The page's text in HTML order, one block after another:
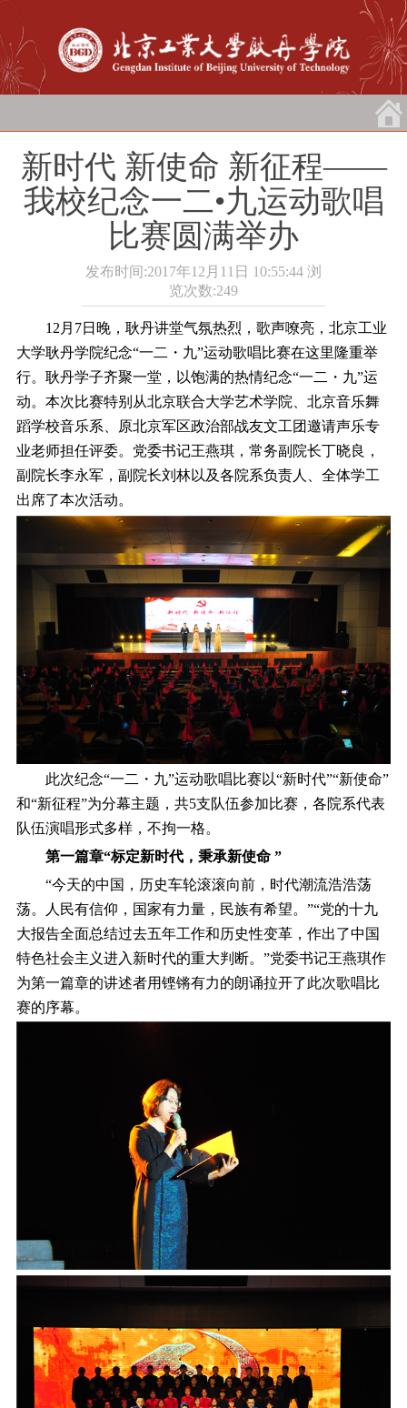
新时代 新使命 新征程――
我校纪念一二•九运动歌唱
比赛圆满举办
发布时间:2017年12月11日 10:55:44 浏
览次数:249
12月7日晚，耿丹讲堂气氛热烈，歌声嘹亮，北京工业
大学耿丹学院纪念“一二・九”运动歌唱比赛在这里隆重举
行。耿丹学子齐聚一堂，以饱满的热情纪念“一二・九”运
动。本次比赛特别从北京联合大学艺术学院、北京音乐舞
蹈学校音乐系、原北京军区政治部战友文工团邀请声乐专
业老师担任评委。党委书记王燕琪，常务副院长丁晓良，
副院长李永军，副院长刘林以及各院系负责人、全体学工
出席了本次活动。
此次纪念“一二・九”运动歌唱比赛以“新时代”“新使命”
和“新征程”为分幕主题，共5支队伍参加比赛，各院系代表
队伍演唱形式多样，不拘一格。
第一篇章“标定新时代，秉承新使命 ”
“今天的中国，历史车轮滚滚向前，时代潮流浩浩荡
荡。人民有信仰，国家有力量，民族有希望。”“党的十九
大报告全面总结过去五年工作和历史性变革，作出了中国
特色社会主义进入新时代的重大判断。”党委书记王燕琪作
为第一篇章的讲述者用铿锵有力的朗诵拉开了此次歌唱比
赛的序幕。